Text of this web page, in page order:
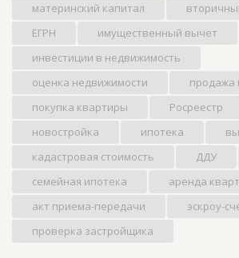
материнский капитал
ЕГРН
имущественный вычет
инвестиции в недвижимость
оценка недвижимости
продажа
покупка квартиры
Росреестр
новостройка
ипотека
кадастровая стоимость
ДДУ
семейная ипотека
аренда
акт приема-передачи
эскроу-
проверка застройщика